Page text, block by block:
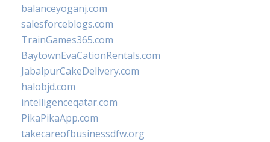
balanceyoganj.com
salesforceblogs.com
TrainGames365.com
BaytownEvaCationRentals.com
JabalpurCakeDelivery.com
halobjd.com
intelligenceqatar.com
PikaPikaApp.com
takecareofbusinessdfw.org